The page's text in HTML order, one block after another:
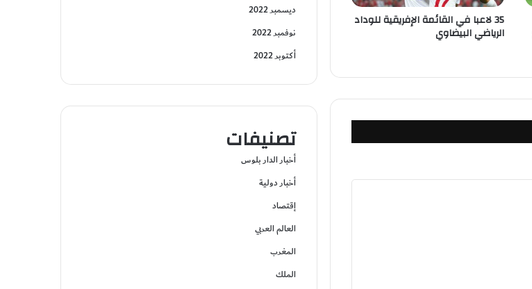
35 لاعبا في القائمة الإفريقية للوداد
الرياضي البيضاوي
ديسمبر 2022
نوفمبر 2022
أكتوبر 2022
تصنيفات
أخبار الدار بلوس
أخبار دولية
إقتصاد
العالم العربي
المغرب
الملك